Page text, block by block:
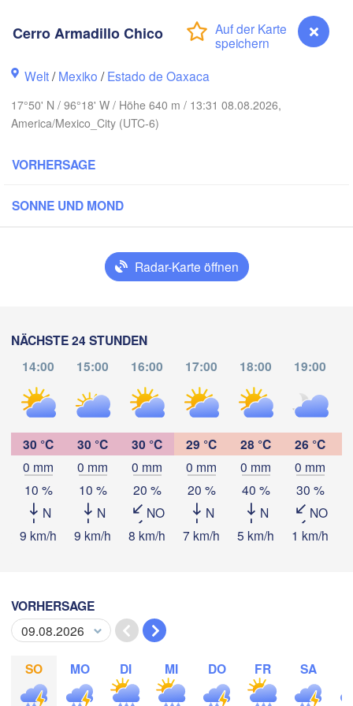
Cerro Armadillo Chico
Welt/Mexiko /Estado de Oaxaca
17°50' N / 96°18' W / Höhe 640 m / 13:31 08.08.2026,
America/Mexico_City (UTC-6)
VORHERSAGE
SONNE UND MOND
Radar-Karte öffnen
NÄCHSTE 24 STUNDEN
14:00
15:00 16:00 17:00 18:00 19:00
30 °C
0 mm
10 %
N
9 km/h
30 °C
0 mm
10 %
N
9 km/h
30 °C
0 mm
20 %
NO
8 km/h
29 °C
0 mm
20 %
N
7 km/h
28 °C
0 mm
40 %
N
5 km/h
26 °C
0 mm
30 %
NO
1 km/h
VORHERSAGE
SO MO DI MI DO FR SA
Temperatur
Mi
05. Aug
Do
06. Aug
Fr
07. Aug 08. Aug
:00 19:00 20:00 21 22
App herunterladen
Monterrey
Ciudad Victoria
Ciudad de México
Tuxtla Gutiérrez
Tapachula
Oaxaca de Juárez
Cerro Armadillo Chico